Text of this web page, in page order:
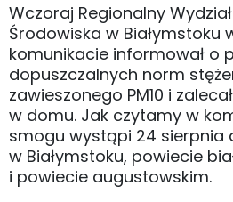
Wczoraj Regionalny
Środowiska w Białymstoku
komunikacie informował o
dopuszczalnych norm
zawieszonego PM10 i
w domu. Jak czytamy w
smogu wystąpi 24 sierpnia
w Białymstoku, powiecie
i powiecie augustowskim.